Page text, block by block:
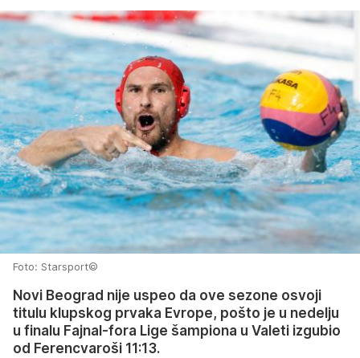
Foto: Starsport©
Novi Beograd nije uspeo da ove sezone osvoji
titulu klupskog prvaka Evrope, pošto je u nedelju
u finalu Fajnal-fora Lige šampiona u Valeti izgubio
od Ferencvaroši 11:13.